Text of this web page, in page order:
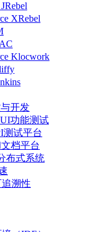
XRebel
Klocwork
与开发
UI功能测试
测试平台
档平台
布式系统
追溯性